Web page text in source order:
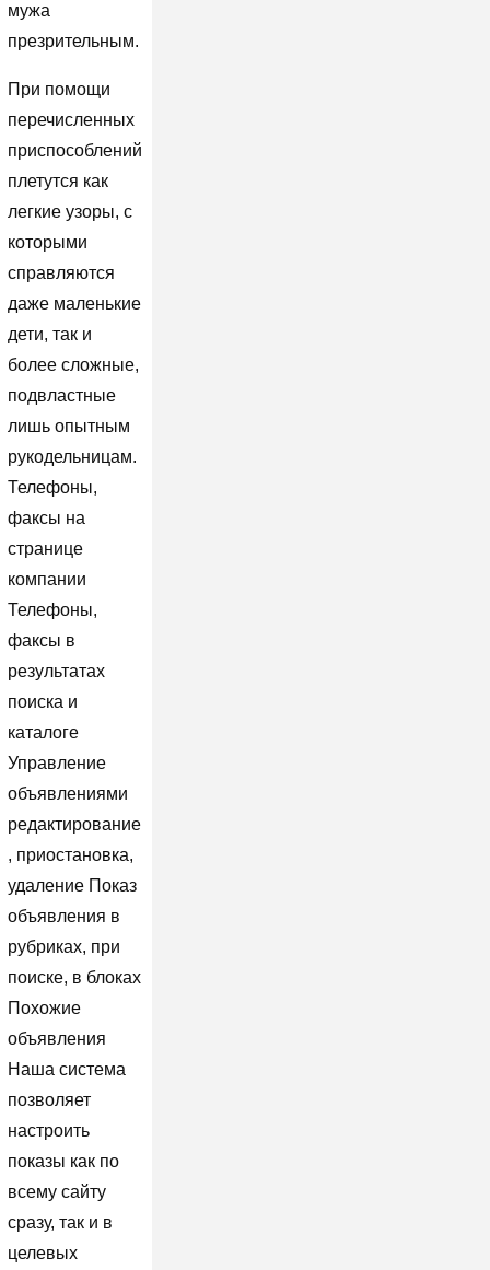
мужа
презрительным.
При помощи
перечисленных
приспособлений
плетутся как
легкие узоры, с
которыми
справляются
даже маленькие
дети, так и
более сложные,
подвластные
лишь опытным
рукодельницам.
Телефоны,
факсы на
странице
компании
Телефоны,
факсы в
результатах
поиска и
каталоге
Управление
объявлениями
редактирование
, приостановка,
удаление Показ
объявления в
рубриках, при
поиске, в блоках
Похожие
объявления
Наша система
позволяет
настроить
показы как по
всему сайту
сразу, так и в
целевых